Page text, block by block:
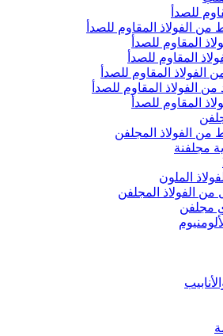
للصدأ
الفولاذ المقاوم للصدأ
المقاوم للصدأ
المقاوم للصدأ
المقاوم للصدأ
الفولاذ المقاوم للصدأ
المقاوم للصدأ
من الفولاذ المجلفن
مجلفنة
الملون
من الفولاذ المجلفن
مجلفن